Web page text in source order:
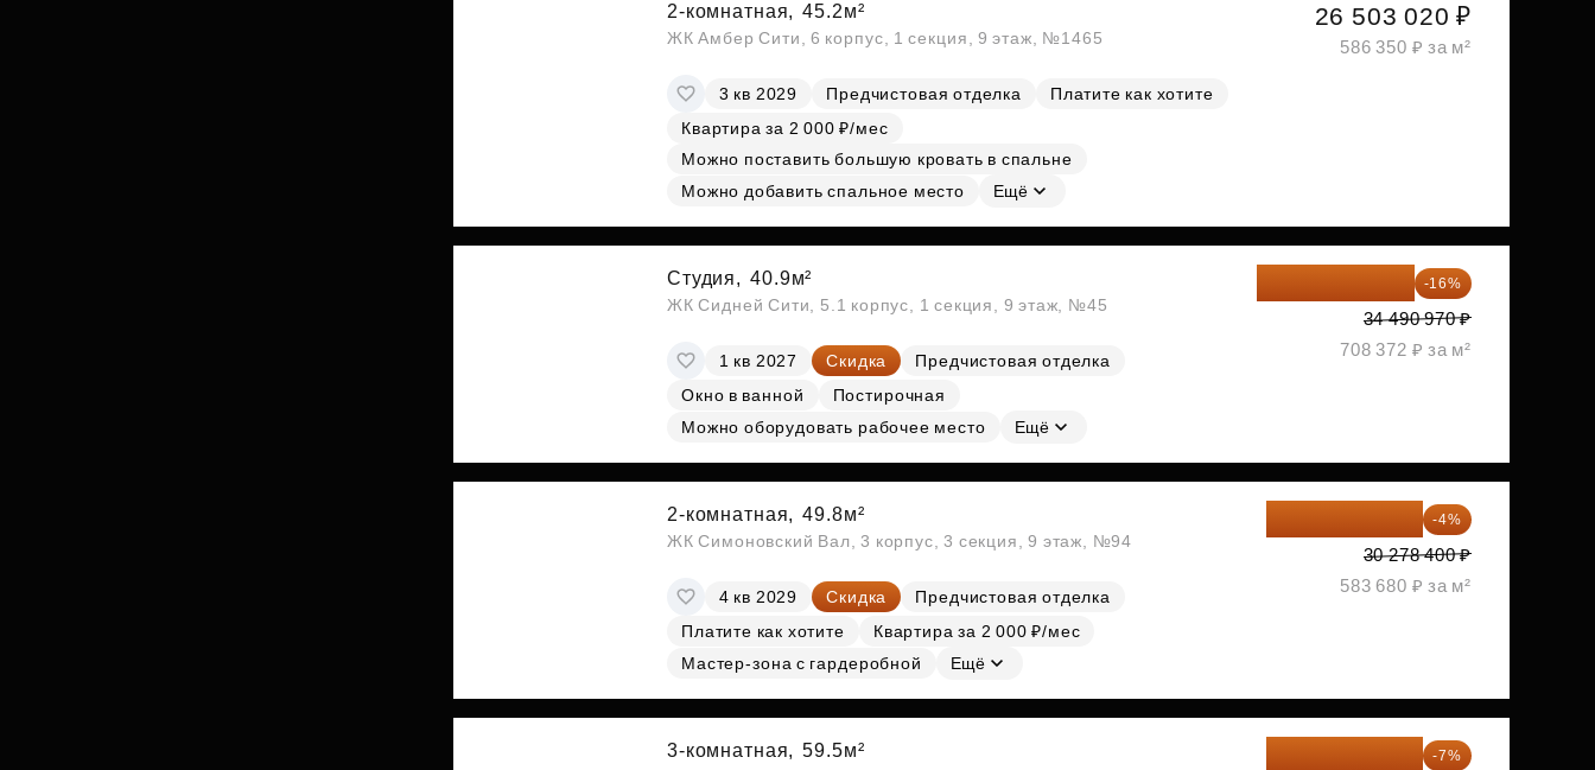
2-комнатная, 45.2м²
ЖК Амбер Сити, 6 корпус, 1 секция, 9 этаж, №1465
3 кв 2029 Предчистовая отделка
Платите как хотите
Квартира за 2 000 ₽/мес
Можно поставить большую кровать в спальне
Можно добавить спальное место
Ещё
26 503 020 ₽
586 350 ₽ за м²
Студия, 40.9м²
ЖК Сидней Сити, 5.1 корпус, 1 секция, 9 этаж, №45
1 кв 2027 Скидка
Предчистовая отделка
Окно в ванной
Постирочная
Можно оборудовать рабочее место
Ещё
-16%
34 490 970 ₽
708 372 ₽ за м²
2-комнатная, 49.8м²
ЖК Симоновский Вал, 3 корпус, 3 секция, 9 этаж, №94
4 кв 2029 Скидка
Предчистовая отделка
Платите как хотите
Квартира за 2 000 ₽/мес
Мастер-зона с гардеробной
Ещё
29 067 264 ₽ -4%
30 278 400 ₽
583 680 ₽ за м²
3-комнатная, 59.5м² 33 062 663 ₽ -7%